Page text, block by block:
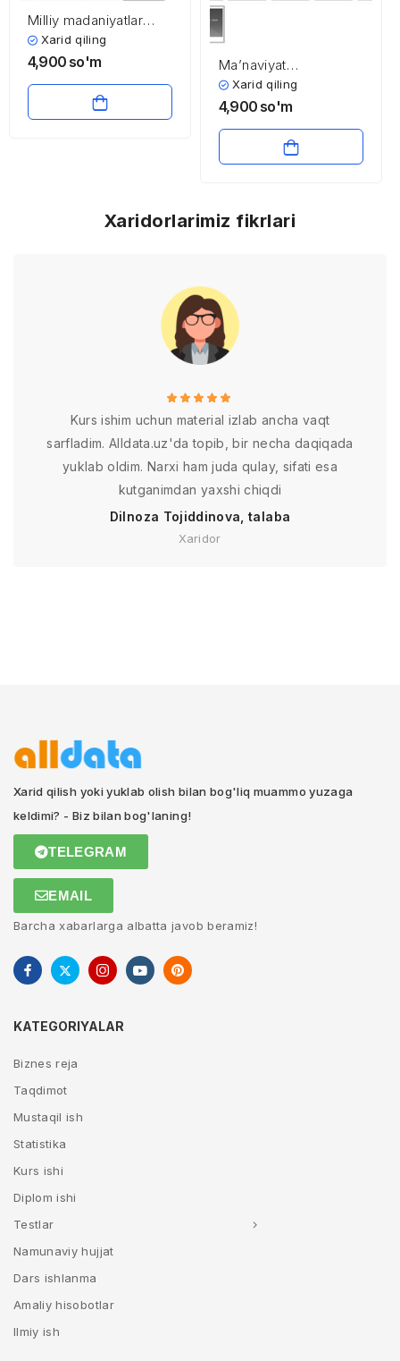
Milliy madaniyatlar
rivojlanishining nazariy
masalalari
Xarid qiling
4,900 so'm
Ma’naviyat
tushunchasining
mohiyati
Xarid qiling
4,900 so'm
Xaridorlarimiz fikrlari
Kurs ishim uchun material izlab ancha vaqt
sarfladim. Alldata.uz'da topib, bir necha daqiqada
yuklab oldim. Narxi ham juda qulay, sifati esa
kutganimdan yaxshi chiqdi
Dilnoza Tojiddinova, talaba
Xaridor
Xarid qilish yoki yuklab olish bilan bog'liq muammo yuzaga
keldimi? - Biz bilan bog'laning!
TELEGRAM
EMAIL
Barcha xabarlarga albatta javob beramiz!
KATEGORIYALAR
Biznes reja
Taqdimot
Mustaqil ish
Statistika
Kurs ishi
Diplom ishi
Testlar
Namunaviy hujjat
Dars ishlanma
Amaliy hisobotlar
Ilmiy ish